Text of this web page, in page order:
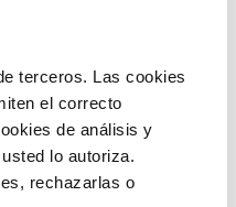
terceros. Las cookies
el correcto
de análisis y
lo autoriza.
rechazarlas o